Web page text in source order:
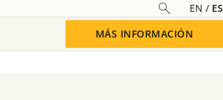
EN
ES
MÁS INFORMACIÓN